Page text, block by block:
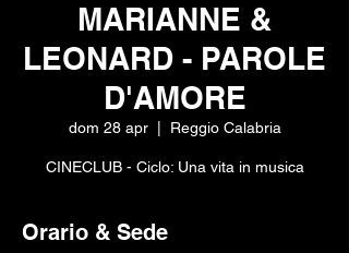
MARIANNE &
LEONARD - PAROLE
D'AMORE
dom 28 apr
  |
Reggio Calabria
CINECLUB - Ciclo: Una vita in musica
Orario & Sede